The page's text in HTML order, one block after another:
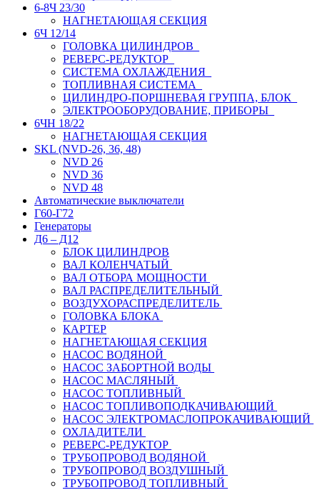
6-8Ч 23/30
НАГНЕТАЮЩАЯ СЕКЦИЯ
6Ч 12/14
ГОЛОВКА ЦИЛИНДРОВ
РЕВЕРС-РЕДУКТОР
СИСТЕМА ОХЛАЖДЕНИЯ
ТОПЛИВНАЯ СИСТЕМА
ЦИЛИНДРО-ПОРШНЕВАЯ ГРУППА, БЛОК
ЭЛЕКТРООБОРУДОВАНИЕ, ПРИБОРЫ
6ЧН 18/22
НАГНЕТАЮЩАЯ СЕКЦИЯ
SKL (NVD-26, 36, 48)
NVD 26
NVD 36
NVD 48
Автоматические выключатели
Г60-Г72
Генераторы
Д6 – Д12
БЛОК ЦИЛИНДРОВ
ВАЛ КОЛЕНЧАТЫЙ
ВАЛ ОТБОРА МОЩНОСТИ
ВАЛ РАСПРЕДЕЛИТЕЛЬНЫЙ
ВОЗДУХОРАСПРЕДЕЛИТЕЛЬ
ГОЛОВКА БЛОКА
КАРТЕР
НАГНЕТАЮЩАЯ СЕКЦИЯ
НАСОС ВОДЯНОЙ
НАСОС ЗАБОРТНОЙ ВОДЫ
НАСОС МАСЛЯНЫЙ
НАСОС ТОПЛИВНЫЙ
НАСОС ТОПЛИВОПОДКАЧИВАЮЩИЙ
НАСОС ЭЛЕКТРОМАСЛОПРОКАЧИВАЮЩИЙ
ОХЛАДИТЕЛИ
РЕВЕРС-РЕДУКТОР
ТРУБОПРОВОД ВОДЯНОЙ
ТРУБОПРОВОД ВОЗДУШНЫЙ
ТРУБОПРОВОД ТОПЛИВНЫЙ